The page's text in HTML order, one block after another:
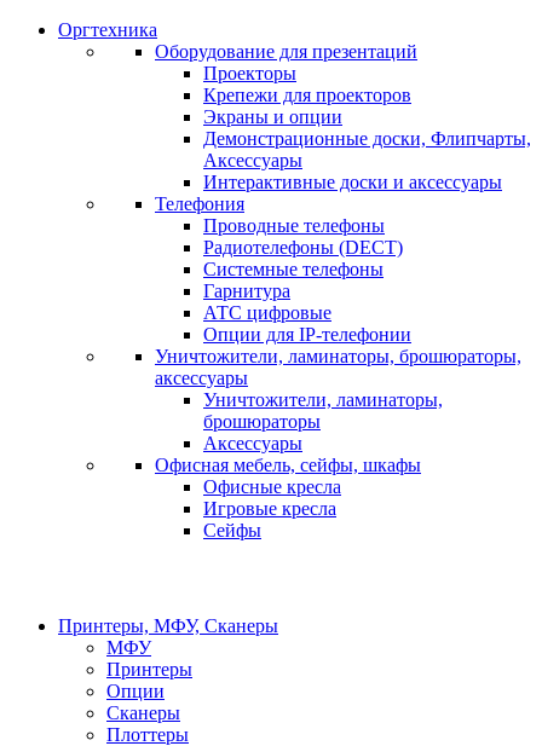
Оргтехника
Оборудование для презентаций
Проекторы
Крепежи для проекторов
Экраны и опции
Демонстрационные доски, Флипчарты,
Аксессуары
Интерактивные доски и аксессуары
Телефония
Проводные телефоны
Радиотелефоны (DECT)
Системные телефоны
Гарнитура
АТС цифровые
Опции для IP-телефонии
Уничтожители, ламинаторы, брошюраторы,
аксессуары
Уничтожители, ламинаторы,
брошюраторы
Аксессуары
Офисная мебель, сейфы, шкафы
Офисные кресла
Игровые кресла
Сейфы
Принтеры, МФУ, Сканеры
МФУ
Принтеры
Опции
Сканеры
Плоттеры